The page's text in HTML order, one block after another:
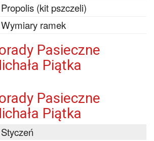
Propolis (kit pszczeli)
Wymiary ramek
Pasieczne
Piątka
Pasieczne
Piątka
Styczeń